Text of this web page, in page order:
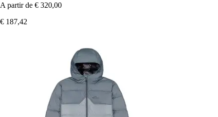
A partir de € 320,00
€ 187,42